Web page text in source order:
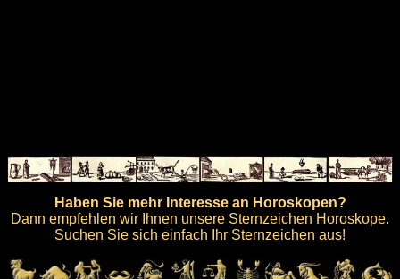
Haben Sie mehr Interesse an Horoskopen?
Dann empfehlen wir Ihnen unsere Sternzeichen Horoskope.
Suchen Sie sich einfach Ihr Sternzeichen aus!